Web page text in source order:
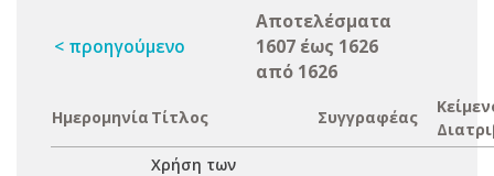
< προηγούμενο
Αποτελέσματα
1607 έως 1626
από 1626
Ημερομηνία Τίτλος Συγγραφέας
Χρήση των